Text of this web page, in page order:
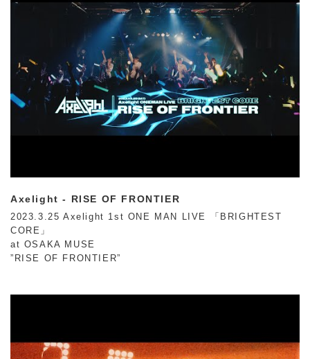
Axelight - RISE OF FRONTIER
2023.3.25 Axelight 1st ONE MAN LIVE 「BRIGHTEST
CORE」
at OSAKA MUSE
”RISE OF FRONTIER”